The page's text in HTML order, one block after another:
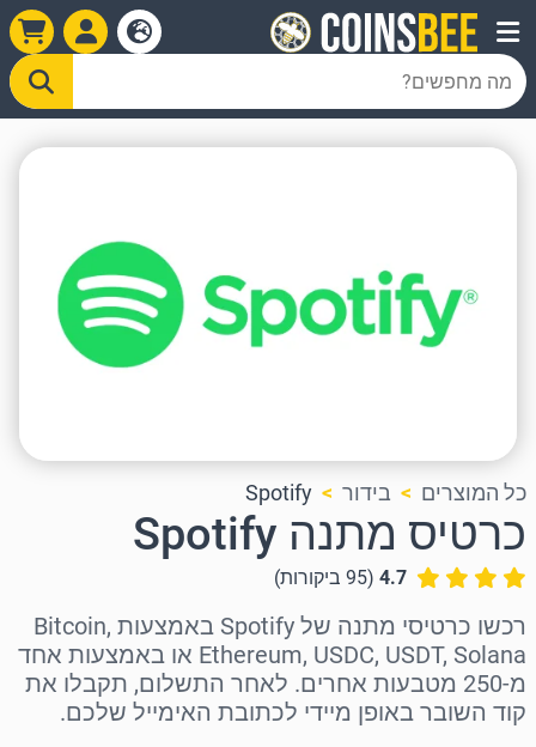
כל המוצרים בידור Spotify
כרטיס מתנה Spotify
4.7
(
95 ביקורות)
רכשו כרטיסי מתנה של Spotify באמצעות Bitcoin,
Ethereum, USDC, USDT, Solana או באמצעות אחד
מ-250 מטבעות אחרים. לאחר התשלום, תקבלו את
קוד השובר באופן מיידי לכתובת האימייל שלכם.